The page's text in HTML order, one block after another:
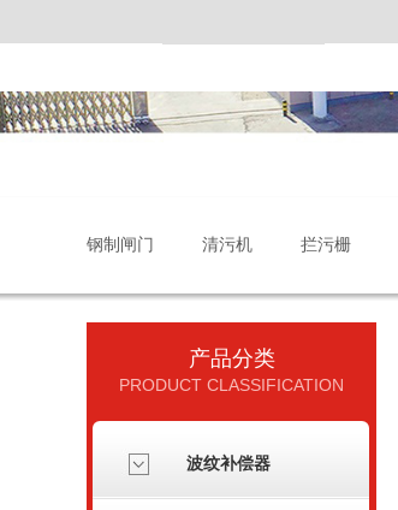
钢制闸门 清污机 拦污栅
产品分类
PRODUCT CLASSIFICATION
波纹补偿器